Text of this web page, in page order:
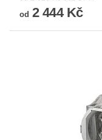
od 2 444 Kč